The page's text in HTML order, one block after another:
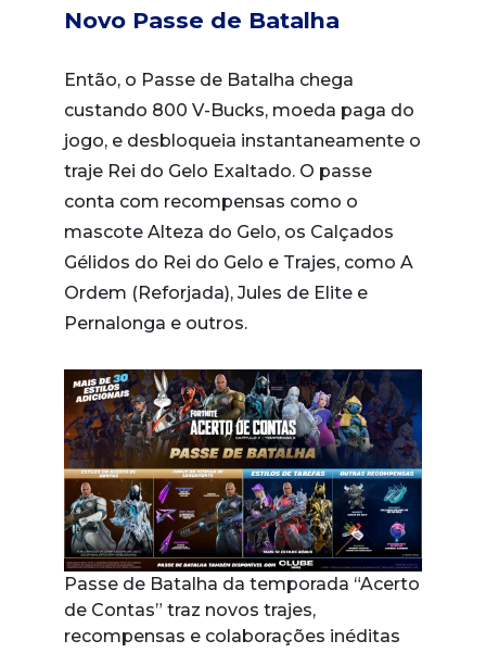
Novo Passe de Batalha
Então, o Passe de Batalha chega
custando 800 V-Bucks, moeda paga do
jogo, e desbloqueia instantaneamente o
traje Rei do Gelo Exaltado. O passe
conta com recompensas como o
mascote Alteza do Gelo, os Calçados
Gélidos do Rei do Gelo e Trajes, como A
Ordem (Reforjada), Jules de Elite e
Pernalonga e outros.
Passe de Batalha da temporada “Acerto
de Contas” traz novos trajes,
recompensas e colaborações inéditas